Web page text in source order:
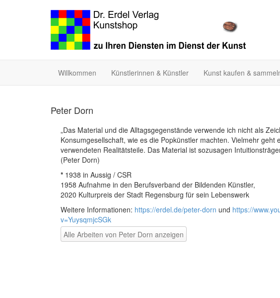
Willkommen Künstlerinnen & Künstler Kunst kaufen &
Peter Dorn
„Das Material und die Alltagsgegenstände verwende ich nicht als
Konsumgesellschaft, wie es die Popkünstler machten. Vielmehr geht
verwendeten Realitätsteile. Das Material ist sozusagen
(Peter Dorn)
* 1938 in Aussig / CSR
1958 Aufnahme in den Berufsverband der Bildenden Künstler,
2020 Kulturpreis der Stadt Regensburg für sein Lebenswerk
Weitere Informationen: https://erdel.de/peter-dorn und https://
v=YuysqmjcSGk
Alle Arbeiten von Peter Dorn anzeigen